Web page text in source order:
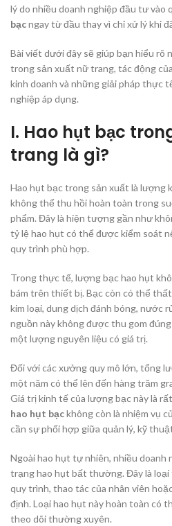
lý do nhiều doanh nghiệp đầu tư vào
bạcngay từ đầu thay vì chỉ xử lý khi
Bài viết dưới đây sẽ giúp bạn hiểu rõ
trong sản xuất nữ trang, tác động
kinh doanh và những giải pháp thực
nghiệp áp dụng.
I. Hao hụt bạc
trang là gì?
Hao hụt bạc trong sản xuất là lượng
không thể thu hồi hoàn toàn trong
phẩm. Đây là hiện tượng gần như
tỷ lệ hao hụt có thể được kiểm soát
quy trình phù hợp.
Trong thực tế, lượng bạc hao hụt
bám trên thiết bị. Bạc còn có thể
kim loại, dung dịch đánh bóng, nước
nguồn này không được thu gom
một lượng nguyên liệu có giá trị.
Đối với các xưởng quy mô lớn, tổng
một năm có thể lên đến hàng trăm
Giá trị kinh tế của lượng bạc này là
hao hụt bạckhông còn là nhiệm vụ
cần sự phối hợp giữa quản lý, kỹ
Ngoài hao hụt tự nhiên, nhiều doanh
trạng hao hụt bất thường. Đây là
quy trình, thao tác của nhân viên
định. Loại hao hụt này hoàn toàn có
theo dõi thường xuyên.